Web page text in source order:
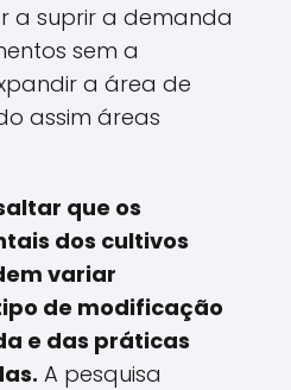
a suprir a demanda
sem a
a área de
assim áreas
que os
dos cultivos
variar
de modificação
e das práticas
A pesquisa